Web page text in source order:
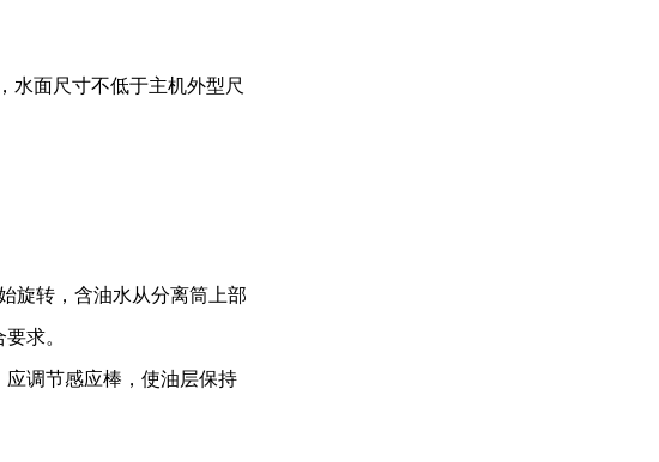
水面尺寸不低于主机外型尺
旋转，含油水从分离筒上部
求。
调节感应棒，使油层保持